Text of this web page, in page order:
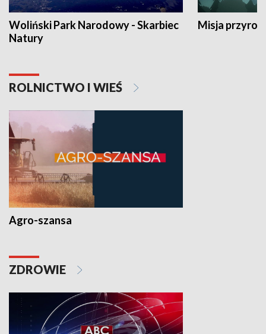
Woliński Park Narodowy - Skarbiec
Natury
Misja
ROLNICTWO I WIEŚ
Agro-szansa
ZDROWIE